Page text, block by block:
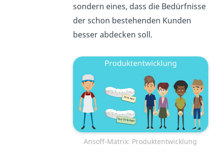
sondern eines, dass die Bedürfnisse
der schon bestehenden Kunden
besser abdecken soll.
Ansoff-Matrix: Produktentwicklung